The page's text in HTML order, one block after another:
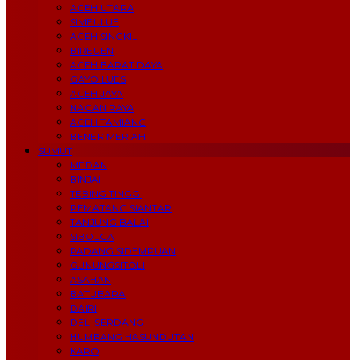
ACEH UTARA
SIMEULUE
ACEH SINGKIL
BIREUEN
ACEH BARAT DAYA
GAYO LUES
ACEH JAYA
NAGAN RAYA
ACEH TAMIANG
BENER MERIAH
SUMUT
MEDAN
BINJAI
TEBING TINGGI
PEMATANG SIANTAR
TANJUNG BALAI
SIBOLGA
PADANG SIDEMPUAN
GUNUNGSITOLI
ASAHAN
BATUBARA
DAIRI
DELI SERDANG
HUMBANG HASUNDUTAN
KARO